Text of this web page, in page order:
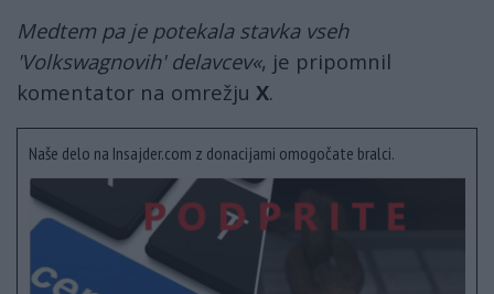
Medtem pa je potekala stavka vseh
'Volkswagnovih' delavcev«, je pripomnil
komentator na omrežju X.
Naše delo na Insajder.com z donacijami omogočate bralci.